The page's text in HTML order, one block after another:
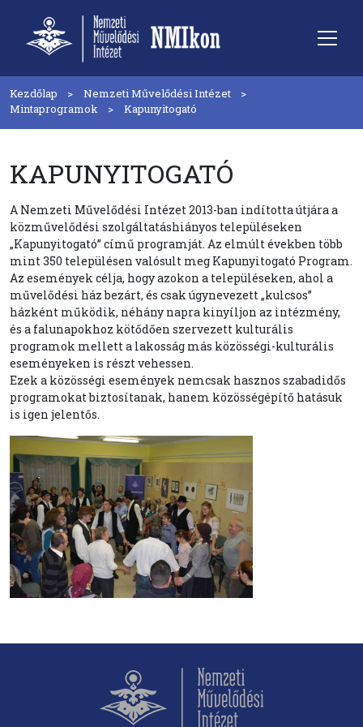
Kezdőlap
Nemzeti Művelődési Intézet
Mintaprogramok
Kapunyitogató
KAPUNYITOGATÓ
A Nemzeti Művelődési Intézet 2013-ban indította útjára a
közművelődési szolgáltatáshiányos településeken
„Kapunyitogató” című programját. Az elmúlt években több
mint 350 településen valósult meg Kapunyitogató Program.
Az események célja, hogy azokon a településeken, ahol a
művelődési ház bezárt, és csak úgynevezett „kulcsos”
házként működik, néhány napra kinyíljon az intézmény,
és a falunapokhoz kötődően szervezett kulturális
programok mellett a lakosság más közösségi-kulturális
eseményeken is részt vehessen.
Ezek a közösségi események nemcsak hasznos szabadidős
programokat biztosítanak, hanem közösségépítő hatásuk
is igen jelentős.